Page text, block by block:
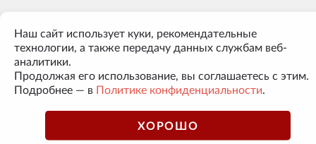
Наш сайт использует куки, рекомендательные
технологии, а также передачу данных службам веб-
аналитики.
Продолжая его использование, вы соглашаетесь с этим.
Подробнее — в Политике конфиденциальности.
ХОРОШО